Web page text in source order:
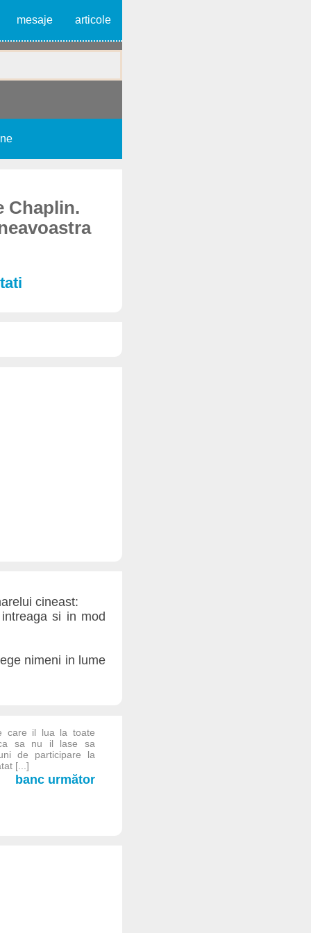
mesaje articole
Chaplin.
cineast:
si in mod
nimeni in lume
care il lua la toate
sa nu il lase sa
de participare la
[...]
banc următor